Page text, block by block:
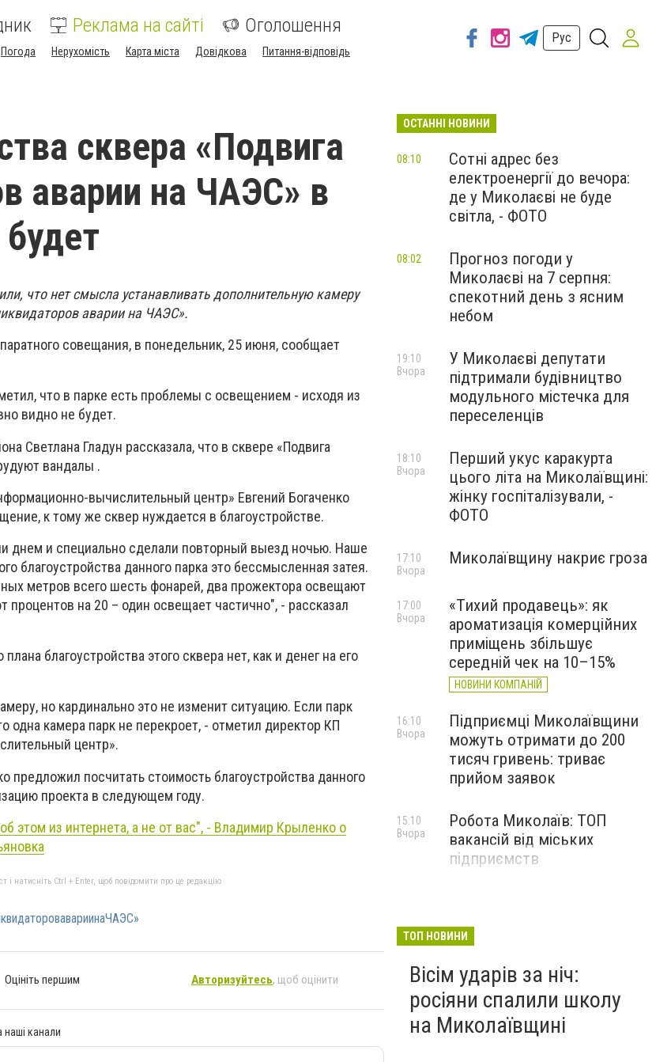
Реклама на сайті Оголошення
Погода Нерухомість Карта міста Довідкова Питання-відповідь
Рус
сквера «Подвига
аварии на ЧАЭС» в
что нет смысла устанавливать дополнительную камеру
аварии на ЧАЭС».
совещания, в понедельник, 25 июня, сообщает
что в парке есть проблемы с освещением - исходя из
видно не будет.
Светлана Гладун рассказала, что в сквере «Подвига
вандалы .
вычислительный центр» Евгений Богаченко
к тому же сквер нуждается в благоустройстве.
днем и специально сделали повторный выезд ночью. Наше
благоустройства данного парка это бессмысленная затея.
метров всего шесть фонарей, два прожектора освещают
процентов на 20 – один освещает частично", - рассказал
благоустройства этого сквера нет, как и денег на его
но кардинально это не изменит ситуацию. Если парк
одна камера парк не перекроет, - отметил директор КП
центр».
предложил посчитать стоимость благоустройства данного
проекта в следующем году.
этом из интернета, а не от вас", - Владимир Крыленко о
і натисніть Ctrl + Enter, щоб повідомити про це редакцію
Оцініть першим Авторизуйтесь, щоб оцінити
наші канали
ОСТАННІ НОВИНИ
Сотні адрес без
електроенергії до вечора:
де у Миколаєві не буде
світла, - ФОТО
08:10
Прогноз погоди у
Миколаєві на 7 серпня:
спекотний день з ясним
небом
08:02
У Миколаєві депутати
підтримали будівництво
модульного містечка для
переселенців
19:10
Вчора
Перший укус каракурта
цього літа на Миколаївщині:
жінку госпіталізували, -
ФОТО
18:10
Вчора
Миколаївщину накриє гроза
17:10
Вчора
«Тихий продавець»: як
ароматизація комерційних
приміщень збільшує
середній чек на 10–15%
НОВИНИ КОМПАНІЙ
17:00
Вчора
Підприємці Миколаївщини
можуть отримати до 200
тисяч гривень: триває
прийом заявок
16:10
Вчора
Робота Миколаїв: ТОП
вакансій від міських
підприємств
15:10
Вчора
ТОП НОВИНИ
Вісім ударів за ніч:
росіяни спалили школу
на Миколаївщині